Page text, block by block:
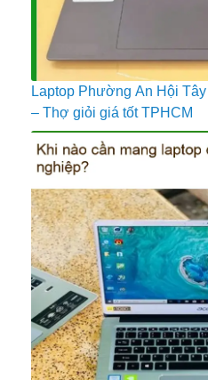
Laptop Phường An Hội
– Thợ giỏi giá tốt TPHCM